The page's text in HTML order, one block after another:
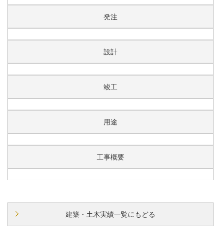
発注
設計
竣工
用途
工事概要
建築・土木実績一覧にもどる